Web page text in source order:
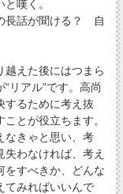
嘆く。
長話が聞ける？ 自
えた後にはつまら
リアル”です。高尚
するために考え抜
とが役立ちます。
なきゃと思い、考
わなければ、考え
をすべきか、どんな
てみればいいんで